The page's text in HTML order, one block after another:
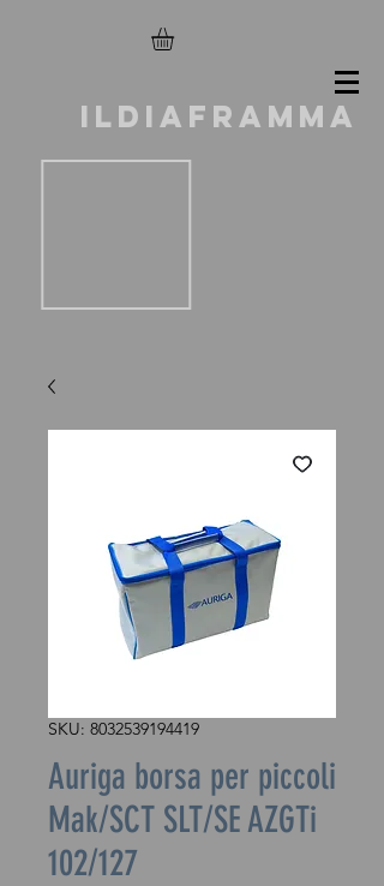
ILDIAFRAMMA
SKU: 8032539194419
Auriga borsa per piccoli
Mak/SCT SLT/SE AZGTi
102/127